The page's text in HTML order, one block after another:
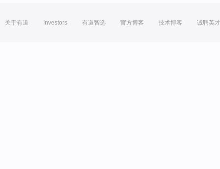
关于有道 Investors 有道智选 官方博客 技术博客 诚聘英才